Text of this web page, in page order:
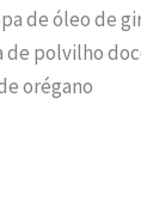
de óleo de
de polvilho
orégano